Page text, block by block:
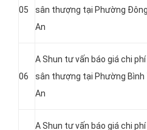
05
sân thượng tại Phường
An
06
A Shun tư vấn báo giá chi
sân thượng tại Phường Bình
An
A Shun tư vấn báo giá chi